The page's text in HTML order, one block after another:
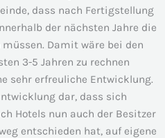
dass nach Fertigstellung
der nächsten Jahre die
Damit wäre bei den
3-5 Jahren zu rechnen
sehr erfreuliche Entwicklung.
dar, dass sich
Hotels nun auch der Besitzer
entschieden hat, auf eigene